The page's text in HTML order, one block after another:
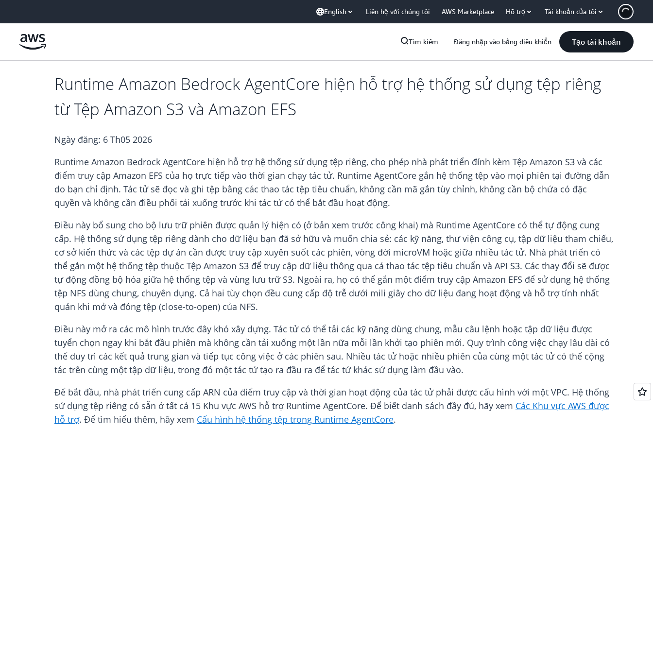
English Liên hệ với chúng tôi AWS Marketplace Hỗ trợ Tài khoản của tôi
Tìm kiếm Đăng nhập vào bảng điều khiển Tạo tài khoản
Runtime Amazon Bedrock AgentCore hiện hỗ trợ hệ thống sử dụng tệp riêng
từ Tệp Amazon S3 và Amazon EFS
Ngày đăng: 6 Th05 2026
Runtime Amazon Bedrock AgentCore hiện hỗ trợ hệ thống sử dụng tệp riêng, cho phép nhà phát triển đính kèm Tệp Amazon S3 và các
điểm truy cập Amazon EFS của họ trực tiếp vào thời gian chạy tác tử. Runtime AgentCore gắn hệ thống tệp vào mọi phiên tại đường dẫn
do bạn chỉ định. Tác tử sẽ đọc và ghi tệp bằng các thao tác tệp tiêu chuẩn, không cần mã gắn tùy chỉnh, không cần bộ chứa có đặc
quyền và không cần điều phối tải xuống trước khi tác tử có thể bắt đầu hoạt động.
Điều này bổ sung cho bộ lưu trữ phiên được quản lý hiện có (ở bản xem trước công khai) mà Runtime AgentCore có thể tự động cung
cấp. Hệ thống sử dụng tệp riêng dành cho dữ liệu bạn đã sở hữu và muốn chia sẻ: các kỹ năng, thư viện công cụ, tập dữ liệu tham chiếu,
cơ sở kiến thức và các tệp dự án cần được truy cập xuyên suốt các phiên, vòng đời microVM hoặc giữa nhiều tác tử. Nhà phát triển có
thể gắn một hệ thống tệp thuộc Tệp Amazon S3 để truy cập dữ liệu thông qua cả thao tác tệp tiêu chuẩn và API S3. Các thay đổi sẽ được
tự động đồng bộ hóa giữa hệ thống tệp và vùng lưu trữ S3. Ngoài ra, họ có thể gắn một điểm truy cập Amazon EFS để sử dụng hệ thống
tệp NFS dùng chung, chuyên dụng. Cả hai tùy chọn đều cung cấp độ trễ dưới mili giây cho dữ liệu đang hoạt động và hỗ trợ tính nhất
quán khi mở và đóng tệp (close-to-open) của NFS.
Điều này mở ra các mô hình trước đây khó xây dựng. Tác tử có thể tải các kỹ năng dùng chung, mẫu câu lệnh hoặc tập dữ liệu được
tuyển chọn ngay khi bắt đầu phiên mà không cần tải xuống một lần nữa mỗi lần khởi tạo phiên mới. Quy trình công việc chạy lâu dài có
thể duy trì các kết quả trung gian và tiếp tục công việc ở các phiên sau. Nhiều tác tử hoặc nhiều phiên của cùng một tác tử có thể cộng
tác trên cùng một tập dữ liệu, trong đó một tác tử tạo ra đầu ra để tác tử khác sử dụng làm đầu vào.
Để bắt đầu, nhà phát triển cung cấp ARN của điểm truy cập và thời gian hoạt động của tác tử phải được cấu hình với một VPC. Hệ thống
sử dụng tệp riêng có sẵn ở tất cả 15 Khu vực AWS hỗ trợ Runtime AgentCore. Để biết danh sách đầy đủ, hãy xem Các Khu vực AWS được
hỗ trợ. Để tìm hiểu thêm, hãy xem Cấu hình hệ thống tệp trong Runtime AgentCore.